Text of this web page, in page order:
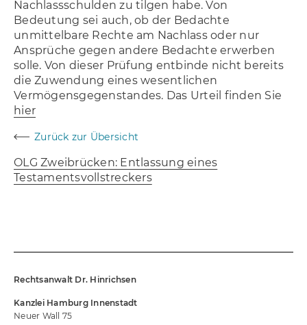
Nachlassschulden zu tilgen habe. Von
Bedeutung sei auch, ob der Bedachte
unmittelbare Rechte am Nachlass oder nur
Ansprüche gegen andere Bedachte erwerben
solle. Von dieser Prüfung entbinde nicht bereits
die Zuwendung eines wesentlichen
Vermögensgegenstandes. Das Urteil finden Sie
hier
Zurück zur Übersicht
Navigation Blog
OLG Zweibrücken: Entlassung eines
Testamentsvollstreckers
Rechtsanwalt Dr. Hinrichsen
Kanzlei Hamburg Innenstadt
Neuer Wall 75